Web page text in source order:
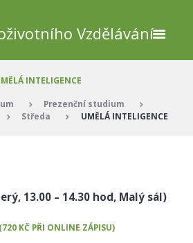
Vzdělávání
INTELIGENCE
Prezenční studium
Středa UMĚLÁ INTELIGENCE
13.00 – 14.30 hod, Malý sál)
KČ PŘI ONLINE ZÁPISU)